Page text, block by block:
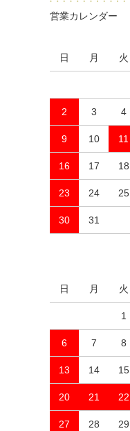
営業カレンダー
日 月 火
2 3 4
9 10 11
16 17 18
23 24 25
30 31
日 月 火
1
6 7 8
13 14 15
20 21 22
27 28 29